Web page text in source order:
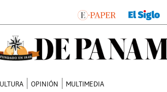
OPINIÓN MULTIMEDIA